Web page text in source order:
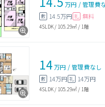
万円 /管理費
敷 14.5万円 礼 無料
4SLDK / 105.29㎡ / 1階
14万円 /管理費なし
敷 14万円 礼 14万円
4SLDK / 105.29㎡ / 1階